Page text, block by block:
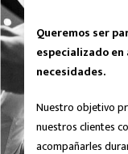
Queremos ser
especializado
necesidades.
Nuestro objetivo
nuestros clientes
acompañarles